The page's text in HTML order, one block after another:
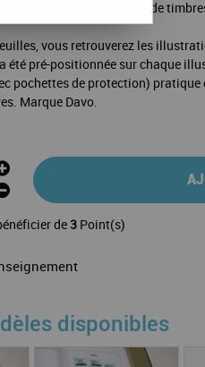
2016 de votre album de
vous retrouverez les
été pré-positionnée sur chaque
pochettes de protection)
Marque Davo.
de 3 Point(s)
disponibles